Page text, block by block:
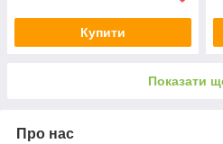
Купити
Показати
Про нас